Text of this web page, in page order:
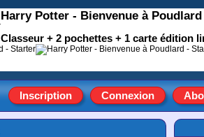
Inscription Connexion
Harry Potter - Bienvenue à
Classeur + 2 pochettes + 1 carte édition